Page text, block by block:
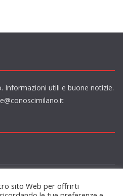
Informazioni utili e buone notizie.
sito Web per offrirti